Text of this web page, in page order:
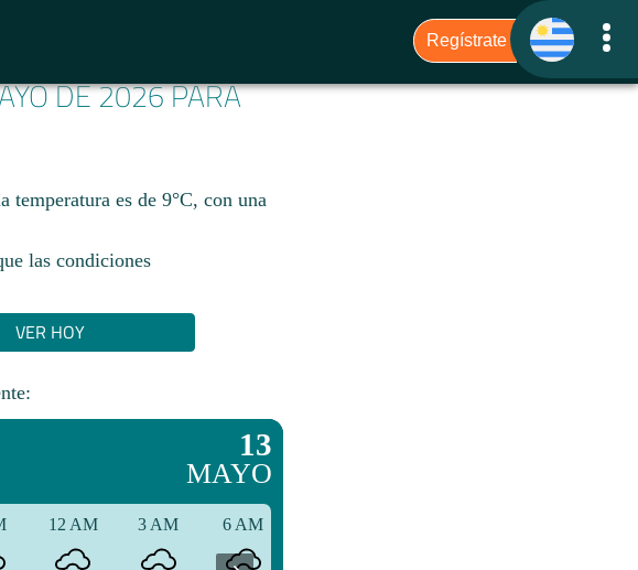
DE 2026 PARA
temperatura es de 9°C, con una
las condiciones
VER HOY
13
MAYO
12 AM 3 AM 6 AM